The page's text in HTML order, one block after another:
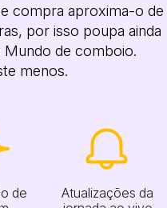
compra aproxima-o de
por isso poupa ainda
Mundo de comboio.
menos.
de
Atualizações da